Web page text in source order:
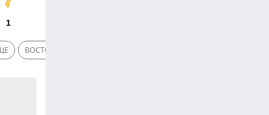
1
ВОСТОЧНО-КАЗАХСТАНСКАЯ ОБЛАСТЬ